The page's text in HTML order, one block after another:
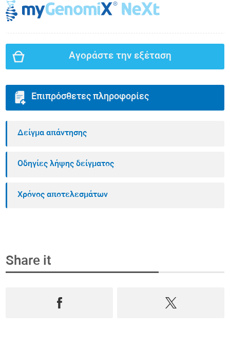
Αγοράστε την εξέταση
Επιπρόσθετες πληροφορίες
Δείγμα απάντησης
Οδηγίες λήψης δείγματος
Χρόνος αποτελεσμάτων
Share it